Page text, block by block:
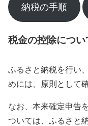
納税の手順
税金の控除につい
ふるさと納税を行い
めには、原則として
なお、本来確定申告
ついては、ふるさと